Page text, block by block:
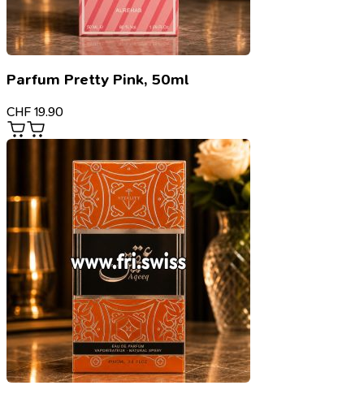
Parfum Pretty Pink, 50ml
CHF 19.90